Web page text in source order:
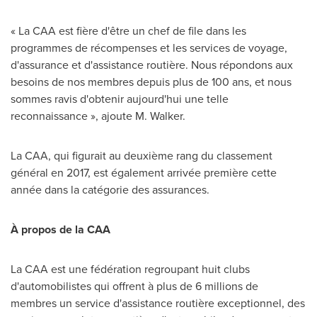
« La CAA est fière d'être un chef de file dans les
programmes de récompenses et les services de voyage,
d'assurance et d'assistance routière. Nous répondons aux
besoins de nos membres depuis plus de 100 ans, et nous
sommes ravis d'obtenir aujourd'hui une telle
reconnaissance », ajoute M. Walker.
La CAA, qui figurait au deuxième rang du classement
général en 2017, est également arrivée première cette
année dans la catégorie des assurances.
À propos de la CAA
La CAA est une fédération regroupant huit clubs
d'automobilistes qui offrent à plus de 6 millions de
membres un service d'assistance routière exceptionnel, des